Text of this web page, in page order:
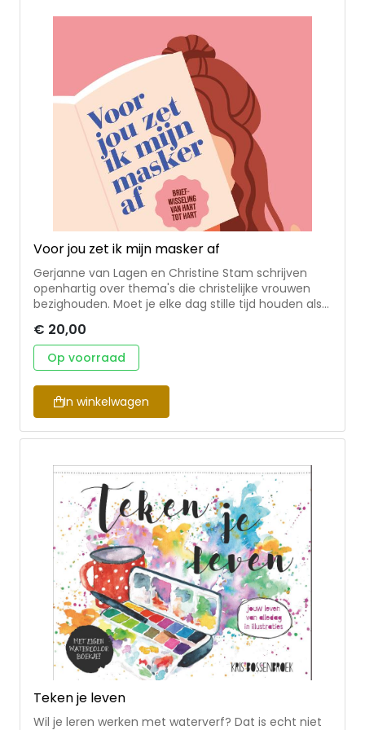
auteurs: Coby Kremer, Jolanda Kromhout, Elsje van
Ommen, Grace, Arenda Haasnoot, Sarianne van
Dalen, Joyce de Jongh, Liza de Jonge, Erica Duenk,
Kari Vermunt, Mira de Boer en Annelies van
Poelgeest.
Voor jou zet ik mijn masker af
Gerjanne van Lagen en Christine Stam schrijven
openhartig over thema's die christelijke vrouwen
bezighouden. Moet je elke dag stille tijd houden als
moeders? Hoe ga je om met schuldgevoel? Kan
een mens onvoorwaardelijk liefhebben en totaal
onbaatzuchtig zijn? Met taalgrapjes en fijnzinnige
ernst en luchtigheid, tussen hemel en aarde.
€ 20,00
Op voorraad
In winkelwagen
Teken je leven
Wil je leren werken met waterverf? Dat is echt niet